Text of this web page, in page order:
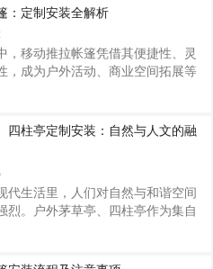
计定制流程始于场景化需求拆解。
景，需预留排烟管道接口及220V电
红龙虾摊采用双层加高设计，顶部
与排风扇，夜间客流量提升40%。若
店，则需配置360°环形展示架与镜
品牌通过定制化灯光系统，使产品
3×3米基础款可承载200k
：定制安装全解析
，移动推拉帐篷凭借其便捷性、灵
，成为户外活动、商业空间拓展等
是为停车场遮阳挡雨，定制一款合
帐篷并完成专业安装，都能让空间
。定制：精准匹配需求定制移动推
步是明确使用场景与需求。例如，
饮，需考虑帐篷的尺寸能否容纳桌
防风防雨功能；若作为仓储用途，
能力与耐用性。专业的帐篷供应商
沟通，了解具体尺寸、材质偏好、
四柱亭定制安装：自然与人文的融
代生活里，人们对自然与和谐空间
烈。户外茅草亭、四柱亭作为集自
类景观设计的宠儿。它们不仅为人
观景的场所，更成为整个景观布局